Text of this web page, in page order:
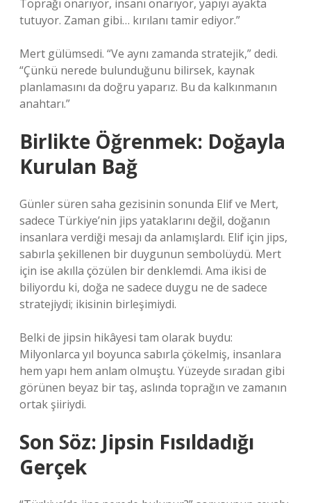
Toprağı onarıyor, insanı onarıyor, yapıyı ayakta
tutuyor. Zaman gibi… kırılanı tamir ediyor.”
Mert gülümsedi. “Ve aynı zamanda stratejik,” dedi.
“Çünkü nerede bulunduğunu bilirsek, kaynak
planlamasını da doğru yaparız. Bu da kalkınmanın
anahtarı.”
Birlikte Öğrenmek: Doğayla
Kurulan Bağ
Günler süren saha gezisinin sonunda Elif ve Mert,
sadece Türkiye’nin jips yataklarını değil, doğanın
insanlara verdiği mesajı da anlamışlardı. Elif için jips,
sabırla şekillenen bir duygunun sembolüydü. Mert
için ise akılla çözülen bir denklemdi. Ama ikisi de
biliyordu ki, doğa ne sadece duygu ne de sadece
stratejiydi; ikisinin birleşimiydi.
Belki de jipsin hikâyesi tam olarak buydu:
Milyonlarca yıl boyunca sabırla çökelmiş, insanlara
hem yapı hem anlam olmuştu. Yüzeyde sıradan gibi
görünen beyaz bir taş, aslında toprağın ve zamanın
ortak şiiriydi.
Son Söz: Jipsin Fısıldadığı
Gerçek